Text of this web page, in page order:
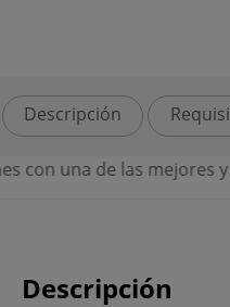
Descripción
de las mejores y más
Descripción